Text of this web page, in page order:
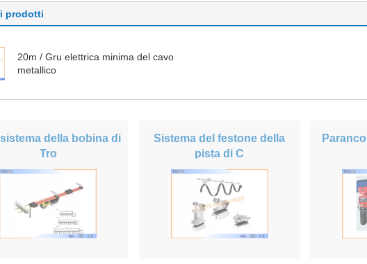
prodotti
20m / Gru elettrica minima del cavo
metallico
della bobina di
Tro
Sistema del festone della
pista di C